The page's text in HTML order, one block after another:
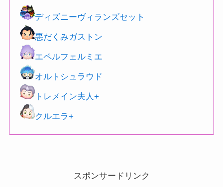
ディズニーヴィランズセット
悪だくみガストン
エペルフェルミエ
オルトシュラウド
トレメイン夫人+
クルエラ+
スポンサードリンク